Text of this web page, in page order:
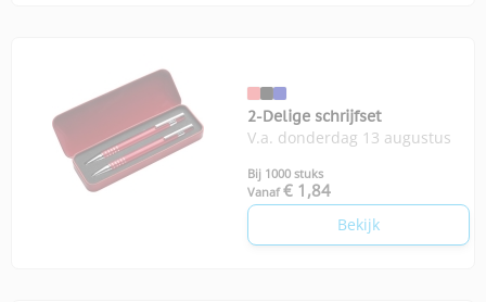
2-Delige schrijfset
V.a. donderdag 13 augustus
Bij 1000 stuks
Vanaf € 1,84
Bekijk